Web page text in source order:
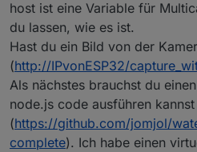
Ziel ist es die daten
Danke nochmal
Gruss
Christian
host ist eine Variable für
du lassen, wie es ist.
Hast du ein Bild von der
(http://IPvonESP32/
Als nächstes brauchst du
node.js code ausführen kannst
(https://github.com/jomjol/
complete). Ich habe einen